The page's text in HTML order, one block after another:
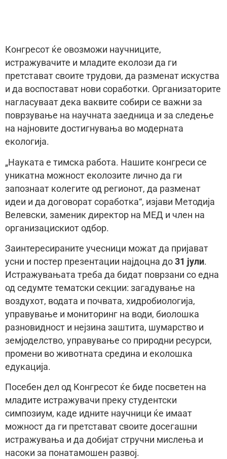
Конгресот ќе овозможи научниците,
истражувачите и младите еколози да ги
претстават своите трудови, да разменат искуства
и да воспостават нови соработки. Организаторите
нагласуваат дека ваквите собири се важни за
поврзување на научната заедница и за следење
на најновите достигнувања во модерната
екологија.
„Науката е тимска работа. Нашите конгреси се
уникатна можност еколозите лично да ги
запознаат колегите од регионот, да разменат
идеи и да договорат соработка“, изјави Методија
Велевски, заменик директор на МЕД и член на
организацискиот одбор.
Заинтересираните учесници можат да пријават
усни и постер презентации најдоцна до 31 јули.
Истражувањата треба да бидат поврзани со една
од седумте тематски секции: загадување на
воздухот, водата и почвата, хидробиологија,
управување и мониторинг на води, биолошка
разновидност и нејзина заштита, шумарство и
земјоделство, управување со природни ресурси,
промени во животната средина и еколошка
едукација.
Посебен дел од Конгресот ќе биде посветен на
младите истражувачи преку студентски
симпозиум, каде идните научници ќе имаат
можност да ги претстават своите досегашни
истражувања и да добијат стручни мислења и
насоки за понатамошен развој.